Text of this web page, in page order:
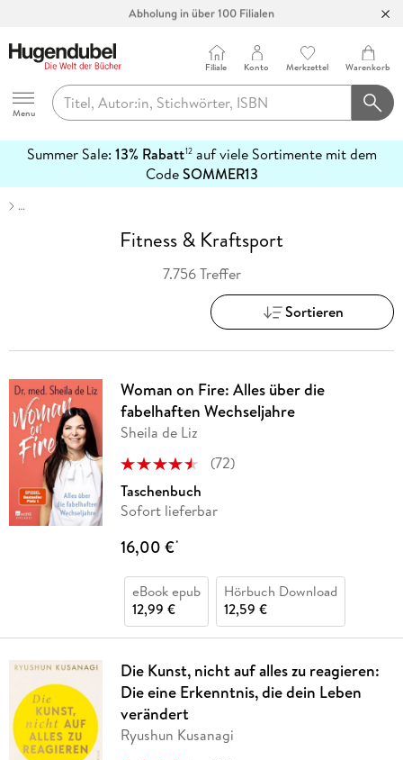
Abholung in über 100 Filialen
Hugendubel
Menu
Filiale Konto Merkzettel Warenkorb
Summer Sale: 13% Rabatt12auf viele Sortimente mit dem
CodeSOMMER13
erfahren
…
Fitness & Kraftsport
7.756 Treffer
Sortieren
Woman on Fire: Alles über die
fabelhaften Wechseljahre
Sheila de Liz
(72)
Taschenbuch
Sofort lieferbar
16,00 €*
eBook epub
12,99 €
Hörbuch Download
12,59 €
Die Kunst, nicht auf alles zu reagieren:
Die eine Erkenntnis, die dein Leben
verändert
Ryushun Kusanagi